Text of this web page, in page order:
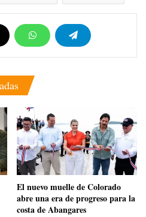
​El nuevo muelle de Colorado
abre una era de progreso para la
costa de Abangares